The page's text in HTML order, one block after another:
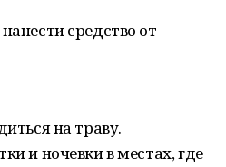
средство от
на траву.
и ночевки в местах, где